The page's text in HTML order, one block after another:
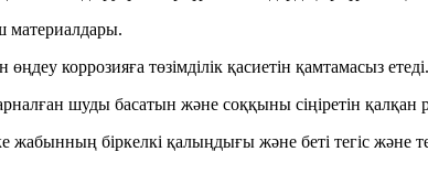
материалдары.
коррозияға төзімділік қасиетін қамтамасыз етеді.
шуды басатын және соққыны сіңіретін қалқан
жабынның біркелкі қалыңдығы және беті тегіс және